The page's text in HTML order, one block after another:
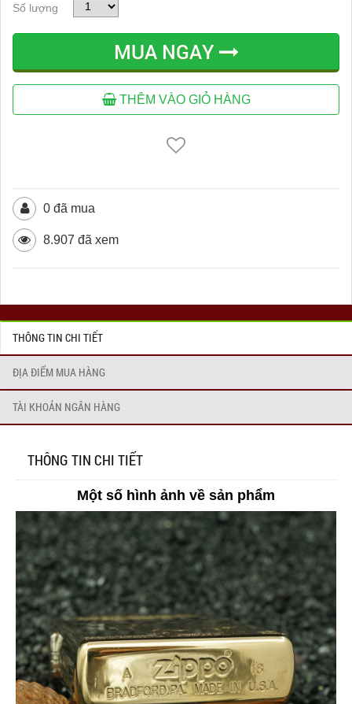
Số lượng
MUA NGAY
THÊM VÀO GIỎ HÀNG
0 đã mua
8.907 đã xem
THÔNG TIN CHI TIẾT
ĐỊA ĐIỂM MUA HÀNG
TÀI KHOẢN NGÂN HÀNG
THÔNG TIN CHI TIẾT
Một số hình ảnh về sản phẩm